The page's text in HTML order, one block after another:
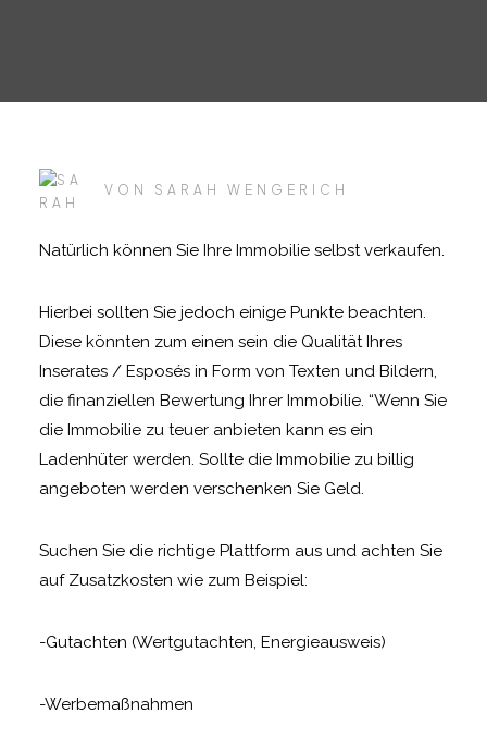
VON SARAH WENGERICH
Natürlich können Sie Ihre Immobilie selbst verkaufen.
Hierbei sollten Sie jedoch einige Punkte beachten.
Diese könnten zum einen sein die Qualität Ihres
Inserates / Esposés in Form von Texten und Bildern,
die finanziellen Bewertung Ihrer Immobilie. “Wenn Sie
die Immobilie zu teuer anbieten kann es ein
Ladenhüter werden. Sollte die Immobilie zu billig
angeboten werden verschenken Sie Geld.
Suchen Sie die richtige Plattform aus und achten Sie
auf Zusatzkosten wie zum Beispiel:
-Gutachten (Wertgutachten, Energieausweis)
-Werbemaßnahmen